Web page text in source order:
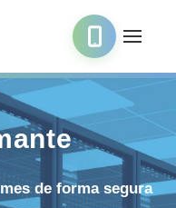
de forma segura